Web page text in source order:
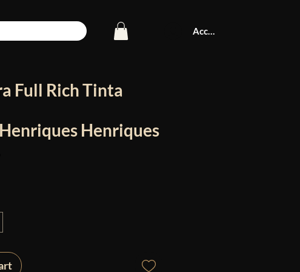
Accedi
Full Rich Tinta
Henriques